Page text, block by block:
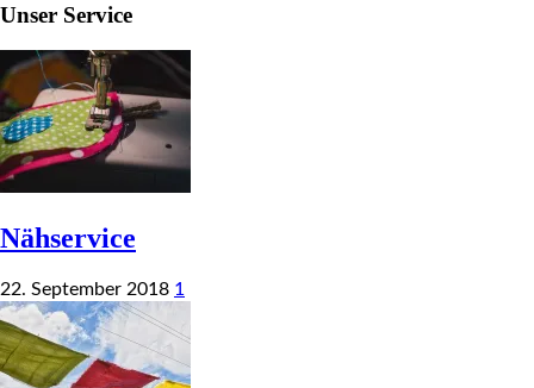
Unser Service
Nähservice
22. September 2018 1